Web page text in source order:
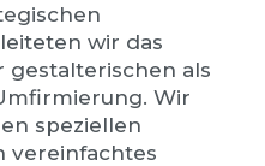
wir das
gestalterischen als
Wir
speziellen
vereinfachtes